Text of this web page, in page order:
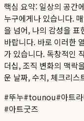
핵심 요약: 일상의 공간
누구에게나 있습니다.
을 넘어, 나의 감성을 표
바랍니다. 바로 이러한
가 있습니다. 독창적인
더십, 조직 변화의 맥락
운 날짜, 수치, 체크리스
#뚜누#tounou#아트
#아트굿즈